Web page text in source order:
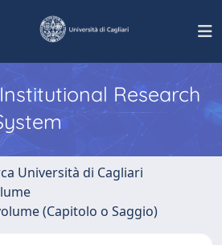
Institutional Research
Università di Cagliari
(Capitolo o Saggio)